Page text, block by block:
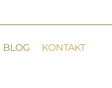
BLOG KONTAKT